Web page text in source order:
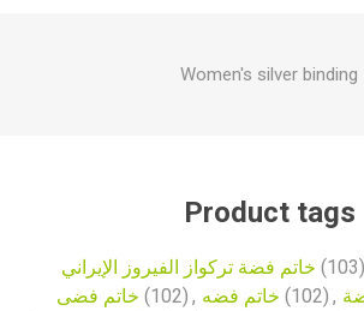
Women's silver binding
Product tags
خاتم فضة تركواز الفيروز الإيراني (103)
خاتم فضی (102) , خاتم فضه (102) ,